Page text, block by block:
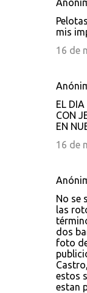
mis
16 de
EL
CON
EN
16 de
No se
las
dos
foto
estos
estan